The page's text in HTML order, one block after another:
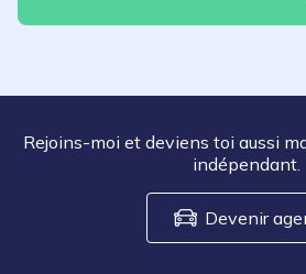
Rejoins-moi et deviens toi aussi
indépendant.
Devenir